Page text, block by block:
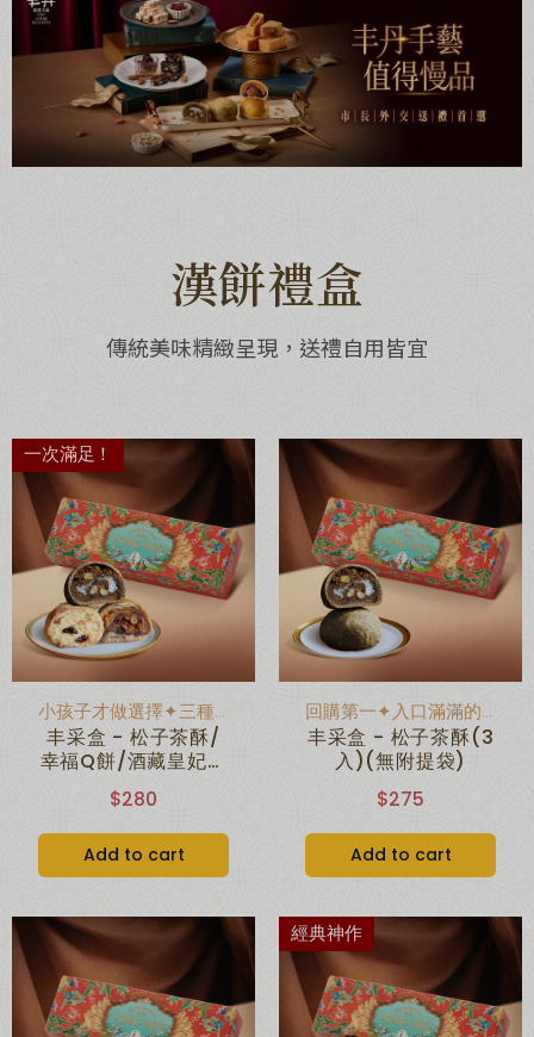
漢餅禮盒
傳統美味精緻呈現，送禮自用皆宜
一次滿足！
小孩子才做選擇✦三種餅我都要
丰采盒 - 松子茶酥/
幸福Q餅/酒藏皇妃酥
(3入)(無附提袋)
$280
Add to cart
回購第一✦入口滿滿的茶香
丰采盒 - 松子茶酥(3
入)(無附提袋)
$275
Add to cart
經典神作